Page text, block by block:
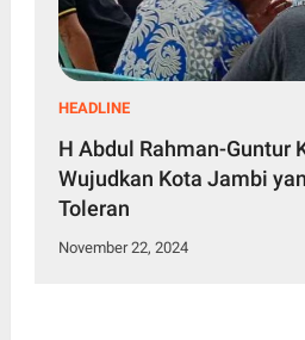
HEADLINE
H Abdul Rahman-Guntur
Wujudkan Kota Jambi
Toleran
November 22, 2024